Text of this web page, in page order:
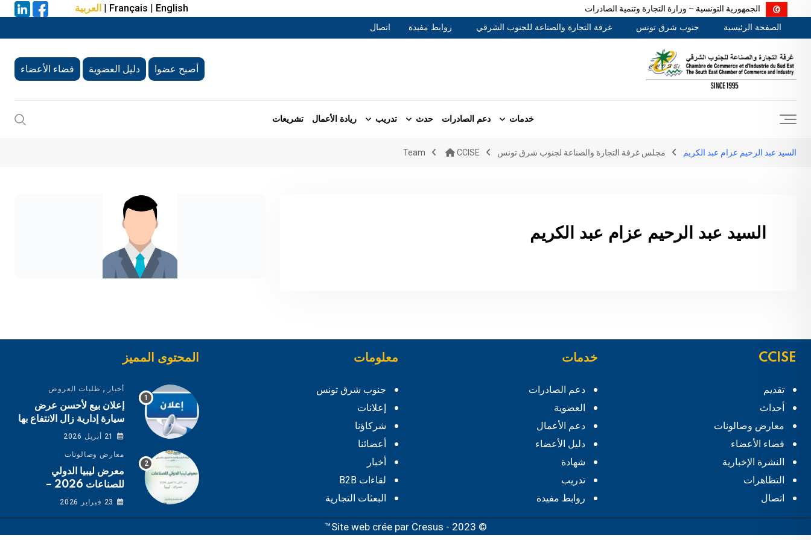
الجمهورية التونسية – وزارة التجارة وتنمية الصادرات Français | English
|العربية
to
content
الصفحة الرئيسية جنوب شرق تونس غرفة التجارة والصناعة للجنوب الشرقي روابط مفيدة اتصال
أصبح عضوا دليل العضوية فضاء الأعضاء
خدمات دعم الصادرات حدث تدريب ريادة الأعمال تشريعات
السيد عبد الرحيم عزام عبد الكريم مجلس غرفة التجارة والصناعة لجنوب شرق تونس Team CCISE
السيد عبد الرحيم عزام عبد الكريم
CCISE
تقديم
أحداث
معارض وصالونات
فضاء الأعضاء
النشرة الإخبارية
التظاهرات
اتصال
خدمات
دعم الصادرات
العضوية
دعم الأعمال
دليل الأعضاء
شهادة
تدريب
روابط مفيدة
معلومات
جنوب شرق تونس
إعلانات
شركاؤنا
أعضائنا
أخبار
لقاءات B2B
البعثات التجارية
المحتوى المميز
أخبار , طلبات العروض
إعلان بيع لأحسن عرض
سيارة إدارية زال الانتفاع بها
21 أبريل 2026
معارض وصالونات
معرض ليبيا الدولي
للصناعات 2026 –
مصراتة
23 فبراير 2026
© 2023 - Site web crée par
Cresus™